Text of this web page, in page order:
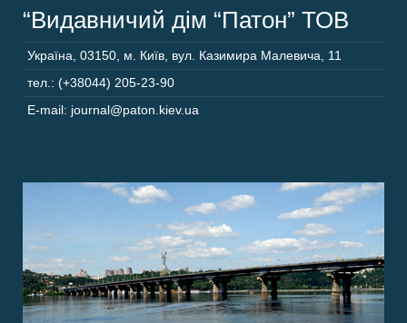
“Видавничий дім “Патон” ТОВ
Україна, 03150, м. Київ, вул. Казимира Малевича, 11
тел.: (+38044) 205-23-90
E-mail: journal@paton.kiev.ua